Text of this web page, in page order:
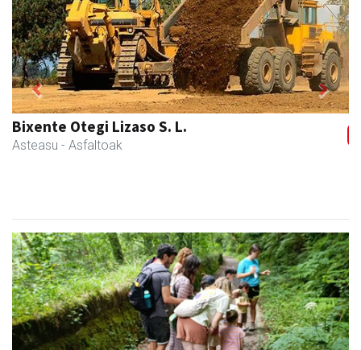
Skinter ontziratzeak
Asteasu - Ontziratzeak
Previous Next